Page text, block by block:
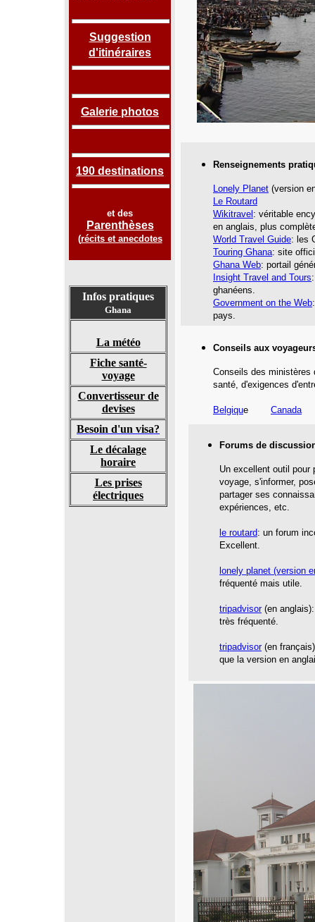
Suggestion
d'itinéraires
Galerie photos
190 destinations
et des
Parenthèses
(récits et anecdotes
Infos pratiques
Ghana
La météo
Fiche santé-
voyage
Convertisseur de
devises
Besoin d'un visa?
Le décalage
horaire
Les prises
électriques
Renseignements
Lonely Planet (version
Le Routard
Wikitravel : véritable
en anglais, plus
World Travel Guide: les
Touring Ghana: site
Ghana Web: portail
Insight Travel and Tours
ghanéens.
Government on the Web
pays.
Conseils aux
Conseils des ministères
santé, d'exigences
Belgique Canada
Forums de
Un excellent outil pour
voyage, s'informer,
partager ses
expériences, etc.
le routard: un forum
Excellent.
lonely planet (version
fréquenté mais utile.
tripadvisor(en
très fréquenté.
tripadvisor(en
que la version en